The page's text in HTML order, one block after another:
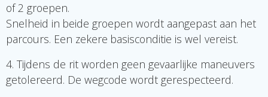
of 2 groepen.
Snelheid in beide groepen wordt aangepast aan het
parcours. Een zekere basisconditie is wel vereist.
4. Tijdens de rit worden geen gevaarlijke maneuvers
getolereerd. De wegcode wordt gerespecteerd.